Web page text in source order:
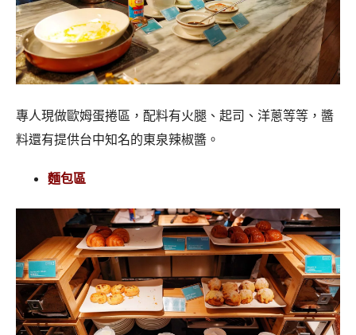
專人現做歐姆蛋捲區，配料有火腿、起司、洋蔥等等，醬
料還有提供台中知名的東泉辣椒醬。
麵包區